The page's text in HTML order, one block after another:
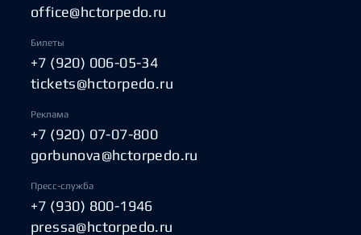
office@hctorpedo.ru
Билеты
+7 (920) 006-05-34
tickets@hctorpedo.ru
Реклама
+7 (920) 07-07-800
gorbunova@hctorpedo.ru
Пресс-служба
+7 (930) 800-1946
pressa@hctorpedo.ru